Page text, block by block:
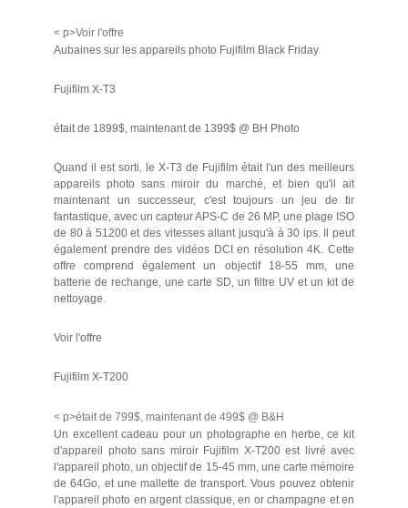
< p>Voir l'offre
Aubaines sur les appareils photo Fujifilm Black Friday
Fujifilm X-T3
était de 1899$, maintenant de 1399$ @ BH Photo
Quand il est sorti, le X-T3 de Fujifilm était l'un des meilleurs
appareils photo sans miroir du marché, et bien qu'il ait
maintenant un successeur, c'est toujours un jeu de tir
fantastique, avec un capteur APS-C de 26 MP, une plage ISO
de 80 à 51200 et des vitesses allant jusqu'à à 30 ips. Il peut
également prendre des vidéos DCI en résolution 4K. Cette
offre comprend également un objectif 18-55 mm, une
batterie de rechange, une carte SD, un filtre UV et un kit de
nettoyage.
Voir l'offre
Fujifilm X-T200
< p>était de 799$, maintenant de 499$ @ B&H
Un excellent cadeau pour un photographe en herbe, ce kit
d'appareil photo sans miroir Fujifilm X-T200 est livré avec
l'appareil photo, un objectif de 15-45 mm, une carte mémoire
de 64Go, et une mallette de transport. Vous pouvez obtenir
l'appareil photo en argent classique, en or champagne et en